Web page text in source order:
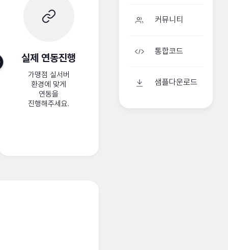
커뮤니티
통합코드
샘플다운로드
실제 연동진행
가맹점 실서버
환경에 맞게
연동을
진행해주세요.